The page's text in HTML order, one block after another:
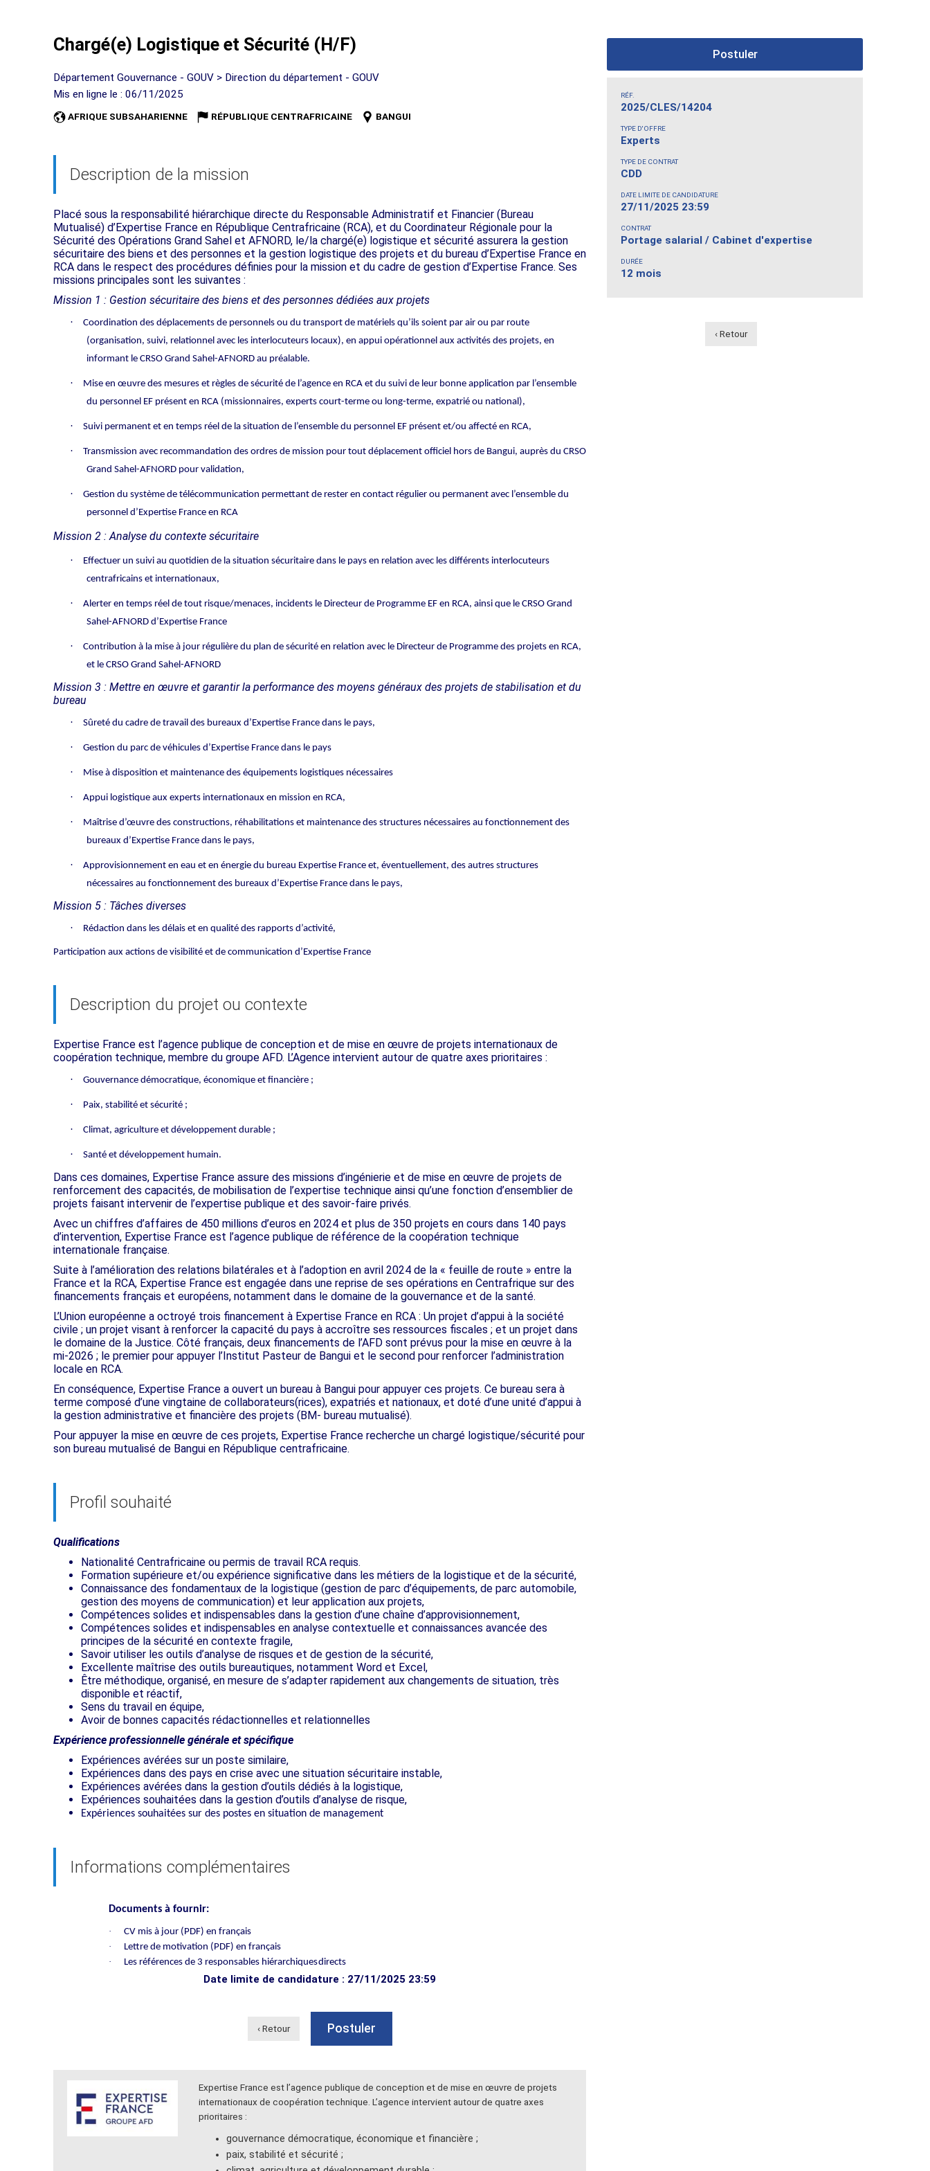
Postuler
RÉF.
2025/CLES/14204
TYPE D'OFFRE
Experts
TYPE DE CONTRAT
CDD
DATE LIMITE DE CANDIDATURE
27/11/2025 23:59
CONTRAT
Portage salarial / Cabinet d'expertise
DURÉE
12 mois
‹ Retour
Chargé(e) Logistique et Sécurité (H/F)
Département Gouvernance - GOUV > Direction du département - GOUV
Mis en ligne le : 06/11/2025
AFRIQUE SUBSAHARIENNE RÉPUBLIQUE CENTRAFRICAINE BANGUI
Description de la mission
Placé sous la responsabilité hiérarchique directe du Responsable Administratif et Financier (Bureau
Mutualisé) d’Expertise France en République Centrafricaine (RCA), et du Coordinateur Régionale pour la
Sécurité des Opérations Grand Sahel et AFNORD, le/la chargé(e) logistique et sécurité assurera la gestion
sécuritaire des biens et des personnes et la gestion logistique des projets et du bureau d’Expertise France en
RCA dans le respect des procédures définies pour la mission et du cadre de gestion d’Expertise France. Ses
missions principales sont les suivantes :
Mission 1 : Gestion sécuritaire des biens et des personnes dédiées aux projets
·
Coordination des déplacements de personnels ou du transport de matériels qu’ils soient par air ou par route
(organisation, suivi, relationnel avec les interlocuteurs locaux), en appui opérationnel aux activités des projets, en
informant le CRSO Grand Sahel-AFNORD au préalable.
·
Mise en œuvre des mesures et règles de sécurité de l’agence en RCA et du suivi de leur bonne application par l’ensemble
du personnel EF présent en RCA (missionnaires, experts court-terme ou long-terme, expatrié ou national),
· Suivi permanent et en temps réel de la situation de l’ensemble du personnel EF présent et/ou affecté en RCA,
·
Transmission avec recommandation des ordres de mission pour tout déplacement officiel hors de Bangui, auprès du CRSO
Grand Sahel-AFNORD pour validation,
·
Gestion du système de télécommunication permettant de rester en contact régulier ou permanent avec l’ensemble du
personnel d’Expertise France en RCA
Mission 2 : Analyse du contexte sécuritaire
·
Effectuer un suivi au quotidien de la situation sécuritaire dans le pays en relation avec les différents interlocuteurs
centrafricains et internationaux,
·
Alerter en temps réel de tout risque/menaces, incidents le Directeur de Programme EF en RCA, ainsi que le CRSO Grand
Sahel-AFNORD d’Expertise France
·
Contribution à la mise à jour régulière du plan de sécurité en relation avec le Directeur de Programme des projets en RCA,
et le CRSO Grand Sahel-AFNORD
Mission 3 : Mettre en œuvre et garantir la performance des moyens généraux des projets de stabilisation et du
bureau
· Sûreté du cadre de travail des bureaux d’Expertise France dans le pays,
· Gestion du parc de véhicules d’Expertise France dans le pays
· Mise à disposition et maintenance des équipements logistiques nécessaires
· Appui logistique aux experts internationaux en mission en RCA,
·
Maîtrise d’œuvre des constructions, réhabilitations et maintenance des structures nécessaires au fonctionnement des
bureaux d’Expertise France dans le pays,
·
Approvisionnement en eau et en énergie du bureau Expertise France et, éventuellement, des autres structures
nécessaires au fonctionnement des bureaux d’Expertise France dans le pays,
Mission 5 : Tâches diverses
· Rédaction dans les délais et en qualité des rapports d’activité,
Participation aux actions de visibilité et de communication d’Expertise France
Description du projet ou contexte
Expertise France est l’agence publique de conception et de mise en œuvre de projets internationaux de
coopération technique, membre du groupe AFD. L’Agence intervient autour de quatre axes prioritaires :
· Gouvernance démocratique, économique et financière ;
· Paix, stabilité et sécurité ;
· Climat, agriculture et développement durable ;
· Santé et développement humain.
Dans ces domaines, Expertise France assure des missions d’ingénierie et de mise en œuvre de projets de
renforcement des capacités, de mobilisation de l’expertise technique ainsi qu’une fonction d’ensemblier de
projets faisant intervenir de l’expertise publique et des savoir-faire privés.
Avec un chiffres d’affaires de 450 millions d’euros en 2024 et plus de 350 projets en cours dans 140 pays
d’intervention, Expertise France est l’agence publique de référence de la coopération technique
internationale française.
Suite à l’amélioration des relations bilatérales et à l’adoption en avril 2024 de la « feuille de route » entre la
France et la RCA, Expertise France est engagée dans une reprise de ses opérations en Centrafrique sur des
financements français et européens, notamment dans le domaine de la gouvernance et de la santé.
L’Union européenne a octroyé trois financement à Expertise France en RCA : Un projet d’appui à la société
civile ; un projet visant à renforcer la capacité du pays à accroître ses ressources fiscales ; et un projet dans
le domaine de la Justice. Côté français, deux financements de l’AFD sont prévus pour la mise en œuvre à la
mi-2026 ; le premier pour appuyer l’Institut Pasteur de Bangui et le second pour renforcer l’administration
locale en RCA.
En conséquence, Expertise France a ouvert un bureau à Bangui pour appuyer ces projets. Ce bureau sera à
terme composé d’une vingtaine de collaborateurs(rices), expatriés et nationaux, et doté d’une unité d’appui à
la gestion administrative et financière des projets (BM- bureau mutualisé).
Pour appuyer la mise en œuvre de ces projets, Expertise France recherche un chargé logistique/sécurité pour
son bureau mutualisé de Bangui en République centrafricaine.
Profil souhaité
Qualifications
Nationalité Centrafricaine ou permis de travail RCA requis.
Formation supérieure et/ou expérience significative dans les métiers de la logistique et de la sécurité,
Connaissance des fondamentaux de la logistique (gestion de parc d’équipements, de parc automobile,
gestion des moyens de communication) et leur application aux projets,
Compétences solides et indispensables dans la gestion d’une chaîne d’approvisionnement,
Compétences solides et indispensables en analyse contextuelle et connaissances avancée des
principes de la sécurité en contexte fragile,
Savoir utiliser les outils d’analyse de risques et de gestion de la sécurité,
Excellente maîtrise des outils bureautiques, notamment Word et Excel,
Être méthodique, organisé, en mesure de s’adapter rapidement aux changements de situation, très
disponible et réactif,
Sens du travail en équipe,
Avoir de bonnes capacités rédactionnelles et relationnelles
Expérience professionnelle générale et spécifique
Expériences avérées sur un poste similaire,
Expériences dans des pays en crise avec une situation sécuritaire instable,
Expériences avérées dans la gestion d’outils dédiés à la logistique,
Expériences souhaitées dans la gestion d’outils d’analyse de risque,
Expériences souhaitées sur des postes en situation de management
Informations complémentaires
Documents à fournir:
·
CV mis à jour (PDF) en français
·
Lettre de motivation (PDF) en français
·
Les références de 3 responsables hiérarchiquesdirects
Date limite de candidature : 27/11/2025 23:59
‹ Retour Postuler
Expertise France est l’agence publique de conception et de mise en œuvre de projets
internationaux de coopération technique. L’agence intervient autour de quatre axes
prioritaires :
gouvernance démocratique, économique et financière ;
paix, stabilité et sécurité ;